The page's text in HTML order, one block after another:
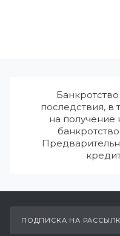
последствия, в
на получение
ПОДПИСКА НА